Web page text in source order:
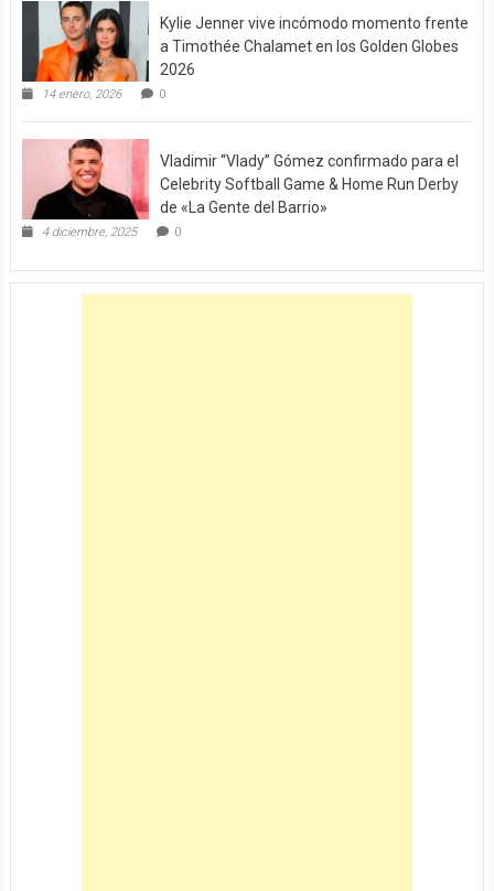
Kylie Jenner vive incómodo momento frente
a Timothée Chalamet en los Golden Globes
2026
14 enero, 2026 0
Vladimir “Vlady” Gómez confirmado para el
Celebrity Softball Game & Home Run Derby
de «La Gente del Barrio»
4 diciembre, 2025 0